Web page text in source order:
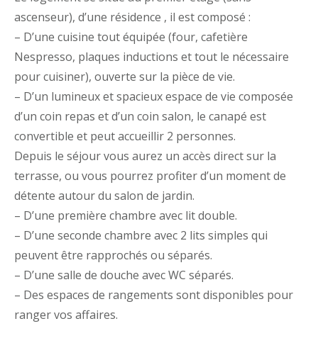
ascenseur), d’une résidence , il est composé :
– D’une cuisine tout équipée (four, cafetière
Nespresso, plaques inductions et tout le nécessaire
pour cuisiner), ouverte sur la pièce de vie.
– D’un lumineux et spacieux espace de vie composée
d’un coin repas et d’un coin salon, le canapé est
convertible et peut accueillir 2 personnes.
Depuis le séjour vous aurez un accès direct sur la
terrasse, ou vous pourrez profiter d’un moment de
détente autour du salon de jardin.
– D’une première chambre avec lit double.
– D’une seconde chambre avec 2 lits simples qui
peuvent être rapprochés ou séparés.
– D’une salle de douche avec WC séparés.
– Des espaces de rangements sont disponibles pour
ranger vos affaires.